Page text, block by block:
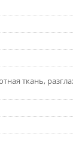
ткань,